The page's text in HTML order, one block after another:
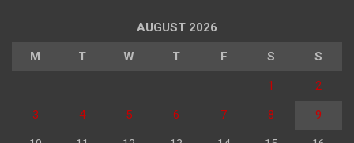
AUGUST 2026
M T W T F S S
1 2
3 4 5 6 7 8 9